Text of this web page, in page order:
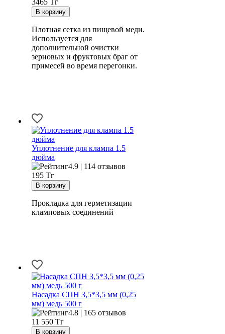
3465 Тг
Плотная сетка из пищевой меди.
Используется для
дополнительной очистки
зерновых и фруктовых браг от
примесей во время перегонки.
Уплотнение для клампа 1.5
дюйма
4.9 | 114 отзывов
195 Тг
Прокладка для герметизации
кламповых соединений
Насадка СПН 3,5*3,5 мм (0,25
мм) медь 500 г
4.8 | 165 отзывов
11 550 Тг